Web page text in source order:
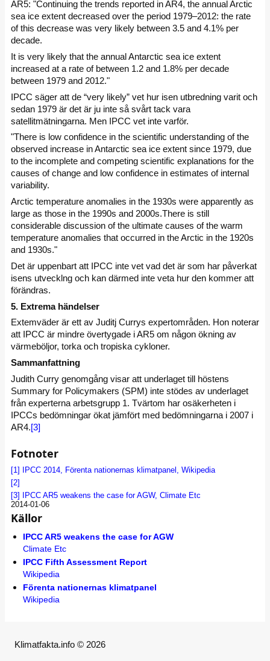
AR5: "Continuing the trends reported in AR4, the annual Arctic
sea ice extent decreased over the period 1979–2012: the rate
of this decrease was very likely between 3.5 and 4.1% per
decade.
It is very likely that the annual Antarctic sea ice extent
increased at a rate of between 1.2 and 1.8% per decade
between 1979 and 2012."
IPCC säger att de “very likely” vet hur isen utbredning varit och
sedan 1979 är det är ju inte så svårt tack vara
satellitmätningarna. Men IPCC vet inte varför.
"There is low confidence in the scientific understanding of the
observed increase in Antarctic sea ice extent since 1979, due
to the incomplete and competing scientific explanations for the
causes of change and low confidence in estimates of internal
variability.
Arctic temperature anomalies in the 1930s were apparently as
large as those in the 1990s and 2000s.There is still
considerable discussion of the ultimate causes of the warm
temperature anomalies that occurred in the Arctic in the 1920s
and 1930s."
Det är uppenbart att IPCC inte vet vad det är som har påverkat
isens utvecklng och kan därmed inte veta hur den kommer att
förändras.
5. Extrema händelser
Extemväder är ett av Juditj Currys expertområden. Hon noterar
att IPCC är mindre övertygade i AR5 om någon ökning av
värmeböljor, torka och tropiska cykloner.
Sammanfattning
Judith Curry genomgång visar att underlaget till höstens
Summary for Policymakers (SPM) inte stödes av underlaget
från experterna arbetsgrupp 1. Tvärtom har osäkerheten i
IPCCs bedömningar ökat jämfört med bedömningarna i 2007 i
AR4.[3]
Fotnoter
[1]
IPCC 2014, Förenta nationernas klimatpanel, Wikipedia
[2]
[3]
IPCC AR5 weakens the case for AGW, Climate Etc
2014-01-06
Källor
IPCC AR5 weakens the case for AGW
Climate Etc
IPCC Fifth Assessment Report
Wikipedia
Förenta nationernas klimatpanel
Wikipedia
Klimatfakta.info © 2026